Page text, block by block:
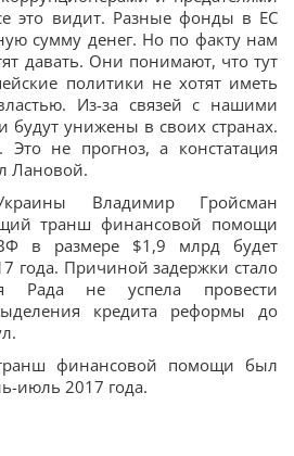
это видит. Разные фонды в ЕС
сумму денег. Но по факту нам
давать. Они понимают, что тут
политики не хотят иметь
Из-за связей с нашими
будут унижены в своих странах.
не прогноз, а констатация
Лановой.
Владимир Гройсман
транш финансовой помощи
в размере $1,9 млрд будет
года. Причиной задержки стало
Рада не успела провести
кредита реформы до
финансовой помощи был
июль 2017 года.